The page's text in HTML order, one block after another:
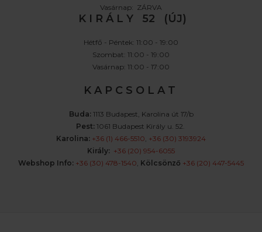
Vasárnap: ZÁRVA
K I R Á L Y 52 (ÚJ)
Hétfő - Péntek: 11:00 - 19:00
Szombat: 11:00 - 19:00
Vasárnap: 11:00 - 17:00
K A P C S O L A T
Buda: 1113 Budapest, Karolina út 17/b
Pest: 1061 Budapest Király u. 52.
Karolina: +36 (1) 466-5510, +36 (30) 3193924
Király: +36 (20) 954-6055
Webshop Info: +36 (30) 478-1540, Kölcsönző +36 (20) 447-5445